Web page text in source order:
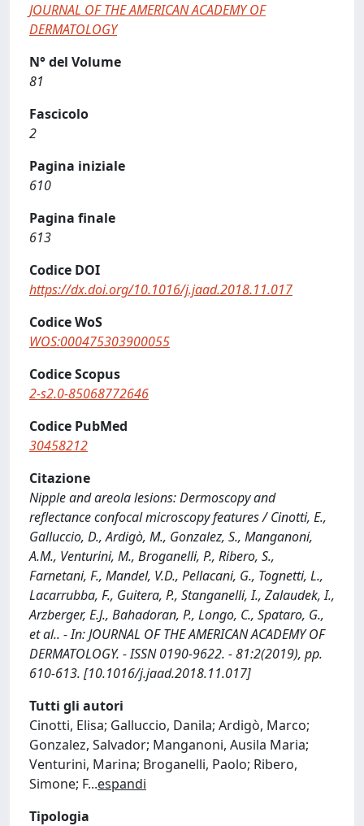
JOURNAL OF THE AMERICAN ACADEMY OF
DERMATOLOGY
N° del Volume
81
Fascicolo
2
Pagina iniziale
610
Pagina finale
613
Codice DOI
https://dx.doi.org/10.1016/j.jaad.2018.11.017
Codice WoS
WOS:000475303900055
Codice Scopus
2-s2.0-85068772646
Codice PubMed
30458212
Citazione
Nipple and areola lesions: Dermoscopy and
reflectance confocal microscopy features / Cinotti, E.,
Galluccio, D., Ardigò, M., Gonzalez, S., Manganoni,
A.M., Venturini, M., Broganelli, P., Ribero, S.,
Farnetani, F., Mandel, V.D., Pellacani, G., Tognetti, L.,
Lacarrubba, F., Guitera, P., Stanganelli, I., Zalaudek, I.,
Arzberger, E.J., Bahadoran, P., Longo, C., Spataro, G.,
et al.. - In: JOURNAL OF THE AMERICAN ACADEMY OF
DERMATOLOGY. - ISSN 0190-9622. - 81:2(2019), pp.
610-613. [10.1016/j.jaad.2018.11.017]
Tutti gli autori
Cinotti, Elisa; Galluccio, Danila; Ardigò, Marco;
Gonzalez, Salvador; Manganoni, Ausila Maria;
Venturini, Marina; Broganelli, Paolo; Ribero,
Simone; F...espandi
Tipologia